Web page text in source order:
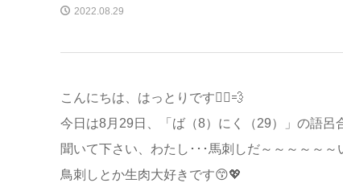
2022.08.29
こんにちは、はっとりです🙋‍♀️💨
今日は8月29日、「ば（8）にく（29）」の語呂
聞いて下さい、わたし･･･馬刺しだ～～～～～
鳥刺しとか生肉大好きです😙💖